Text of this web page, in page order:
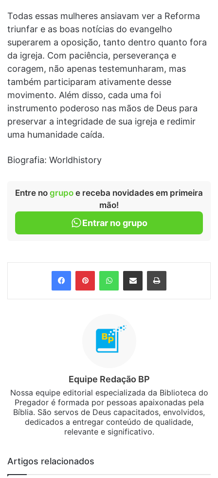
Todas essas mulheres ansiavam ver a Reforma
triunfar e as boas notícias do evangelho
superarem a oposição, tanto dentro quanto fora
da igreja. Com paciência, perseverança e
coragem, não apenas testemunharam, mas
também participaram ativamente desse
movimento. Além disso, cada uma foi
instrumento poderoso nas mãos de Deus para
preservar a integridade de sua igreja e redimir
uma humanidade caída.
Biografia: Worldhistory
Entre no grupo e receba novidades em primeira
mão!
Entrar no grupo
FacebookPinterestWhatsApp
Compartilhar via e-mail Imprimir
Equipe Redação BP
Nossa equipe editorial especializada da Biblioteca do
Pregador é formada por pessoas apaixonadas pela
Bíblia. São servos de Deus capacitados, envolvidos,
dedicados a entregar conteúdo de qualidade,
relevante e significativo.
Artigos relacionados